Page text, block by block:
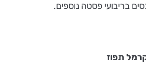
בריבועי פסטה נוספים.
תפוז